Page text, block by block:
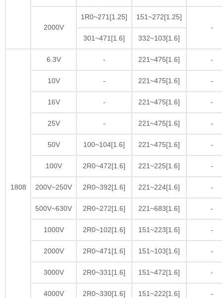
2000V
1R0~271[1.25]
151~272[1.25]
-
301~471[1.6]
332~103[1.6]
1808
6.3V - 221~475[1.6] -
10V - 221~475[1.6] -
16V - 221~475[1.6] -
25V - 221~475[1.6] -
50V 100~104[1.6] 221~475[1.6] -
100V 2R0~472[1.6] 221~225[1.6] -
200V~250V 2R0~392[1.6] 221~224[1.6] -
500V~630V 2R0~272[1.6] 221~683[1.6] -
1000V 2R0~102[1.6] 151~223[1.6] -
2000V 2R0~471[1.6] 151~103[1.6] -
3000V 2R0~331[1.6] 151~472[1.6] -
4000V 2R0~330[1.6] 151~222[1.6] -